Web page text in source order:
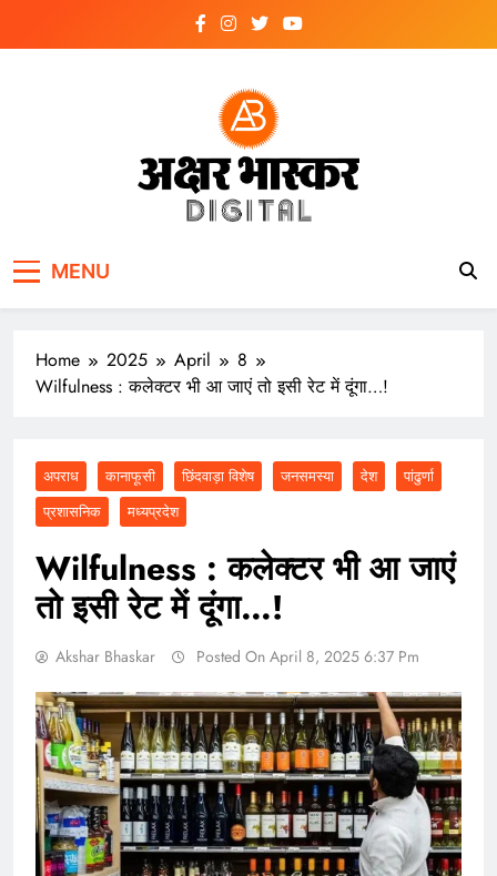
MENU
Home 2025 April
8
Wilfulness : कलेक्टर भी आ जाएं तो इसी रेट में दूंगा…!
अपराध कानाफूसी छिंदवाड़ा विशेष जनसमस्या देश
पांढुर्णा
प्रशासनिक
मध्यप्रदेश
Wilfulness : कलेक्टर भी आ जाएं
तो इसी रेट में दूंगा…!
Akshar Bhaskar Posted On April 8, 2025 6:37 Pm